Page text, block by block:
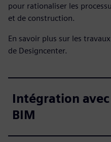
pour rationaliser les
et de construction.
En savoir plus sur les
de Designcenter.
Intégration
BIM